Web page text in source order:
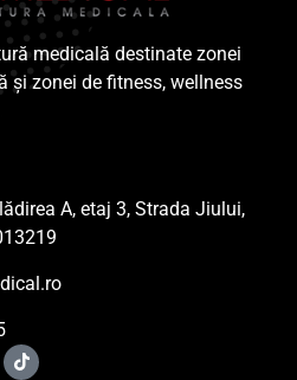
medicală destinate zonei
și zonei de fitness, wellness
A, etaj 3, Strada Jiului,